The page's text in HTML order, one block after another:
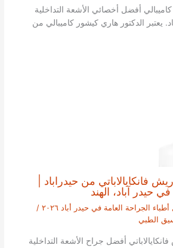
أفضل أخصائي الأشعة التداخلية
يعتبر الدكتور هاري كيشور كاميبالي من
فانكايالاباتي من حيدراباد |
حيدر آباد، الهند
الجراحة العامة في حيدر أباد ٢٠٢٦
/
الطبي
أفضل جراح الأشعة التداخلية